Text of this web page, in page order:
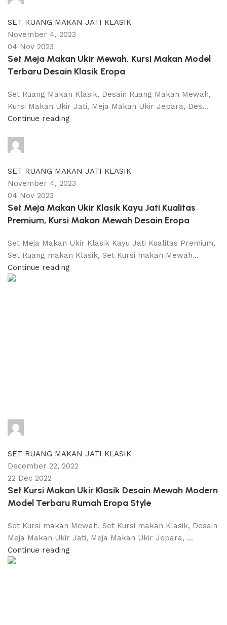
SET RUANG MAKAN JATI KLASIK
November 4, 2023
04 Nov 2023
Set Meja Makan Ukir Mewah, Kursi Makan Model
Terbaru Desain Klasik Eropa
Set Ruang Makan Klasik, Desain Ruang Makan Mewah,
Kursi Makan Ukir Jati, Meja Makan Ukir Jepara, Des...
Continue reading
SET RUANG MAKAN JATI KLASIK
November 4, 2023
04 Nov 2023
Set Meja Makan Ukir Klasik Kayu Jati Kualitas
Premium, Kursi Makan Mewah Desain Eropa
Set Meja Makan Ukir Klasik Kayu Jati Kualitas Premium,
Set Ruang makan Klasik, Set Kursi makan Mewah...
Continue reading
SET RUANG MAKAN JATI KLASIK
December 22, 2022
22 Dec 2022
Set Kursi Makan Ukir Klasik Desain Mewah Modern
Model Terbaru Rumah Eropa Style
Set Kursi makan Mewah, Set Kursi makan Klasik, Desain
Meja Makan Ukir Jati, Meja Makan Ukir Jepara, ...
Continue reading